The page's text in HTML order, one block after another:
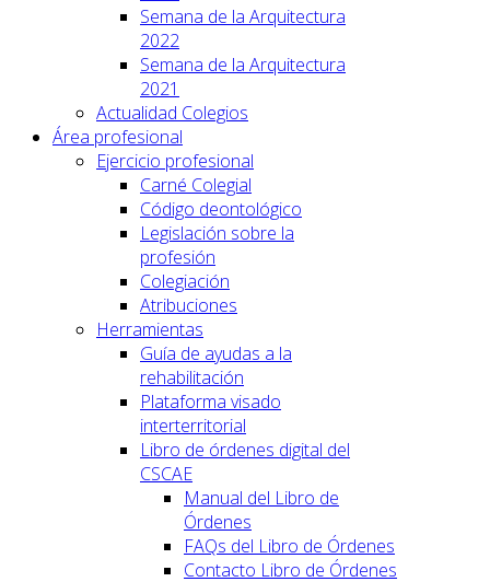
Semana de la Arquitectura
2022
Semana de la Arquitectura
2021
Actualidad Colegios
Área profesional
Ejercicio profesional
Carné Colegial
Código deontológico
Legislación sobre la
profesión
Colegiación
Atribuciones
Herramientas
Guía de ayudas a la
rehabilitación
Plataforma visado
interterritorial
Libro de órdenes digital del
CSCAE
Manual del Libro de
Órdenes
FAQs del Libro de Órdenes
Contacto Libro de Órdenes